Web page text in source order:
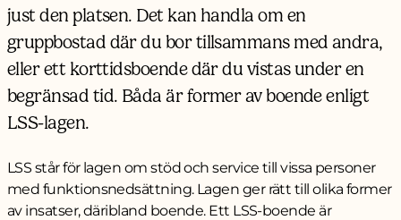
just den platsen. Det kan handla om en
gruppbostad där du bor tillsammans med andra,
eller ett korttidsboende där du vistas under en
begränsad tid. Båda är former av boende enligt
LSS-lagen.
LSS står för lagen om stöd och service till vissa personer
med funktionsnedsättning. Lagen ger rätt till olika former
av insatser, däribland boende. Ett LSS-boende är